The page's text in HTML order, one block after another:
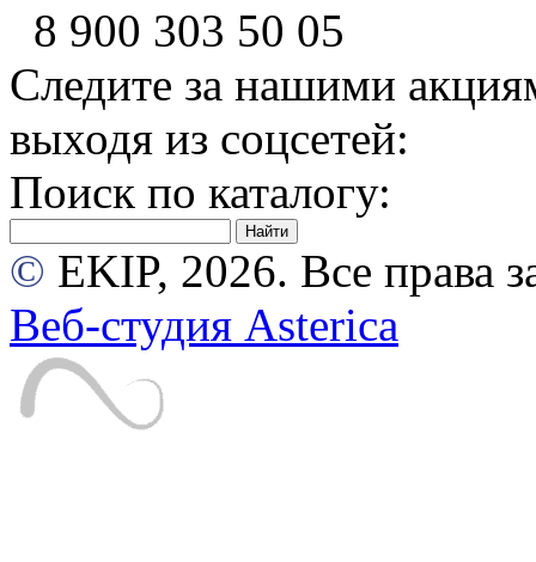
8 900 303 50 05
Следите за нашими
выходя из соцсетей:
Поиск по каталогу:
© EKIP, 2026. Все права
Веб-студия Asterica